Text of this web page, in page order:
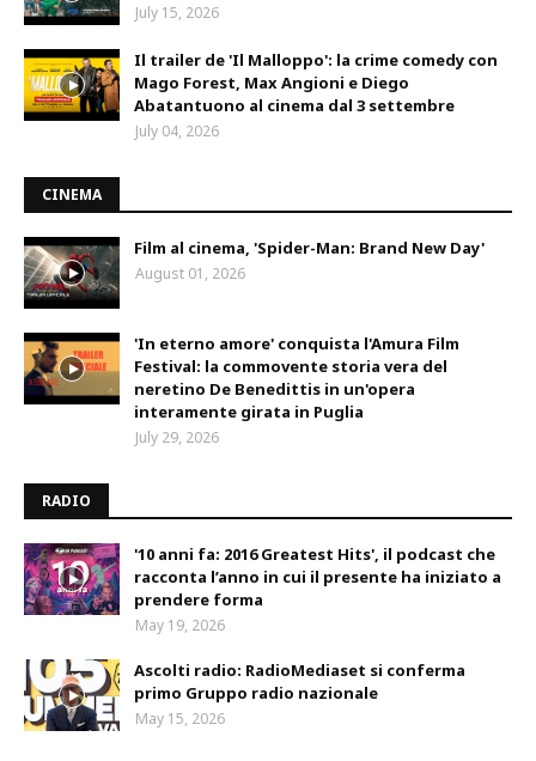
July 15, 2026
Il trailer de 'Il Malloppo': la crime comedy con
Mago Forest, Max Angioni e Diego
Abatantuono al cinema dal 3 settembre
July 04, 2026
CINEMA
Film al cinema, 'Spider-Man: Brand New Day'
August 01, 2026
'In eterno amore' conquista l'Amura Film
Festival: la commovente storia vera del
neretino De Benedittis in un'opera
interamente girata in Puglia
July 29, 2026
RADIO
'10 anni fa: 2016 Greatest Hits', il podcast che
racconta l’anno in cui il presente ha iniziato a
prendere forma
May 19, 2026
Ascolti radio: RadioMediaset si conferma
primo Gruppo radio nazionale
May 15, 2026